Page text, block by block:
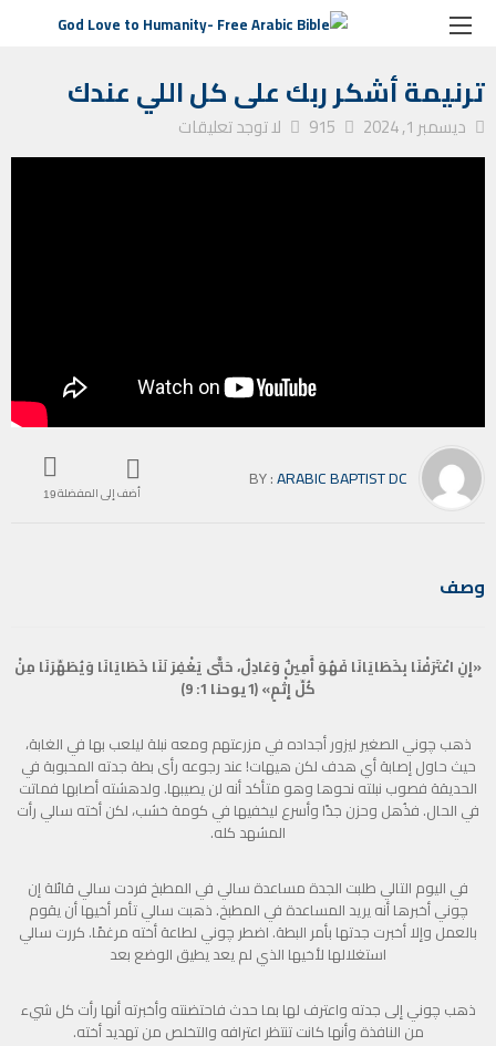
الصفحة الرئيسية ترانيم كنيسة ترنيمة أشكر ربك على كل اللي عندك
ترنيمة أشكر ربك على كل اللي عندك
ديسمبر 1, 2024 915 لا توجد تعليقات
أضف إلى المفضلة19
BY :ARABIC BAPTIST DC
وصف
«إِنِ اعْتَرَفْنَا بِخَطَايَانَا فَهُوَ أَمِينٌ وَعَادِلٌ، حَتَّى يَغْفِرَ لَنَا خَطَايَانَا وَيُطَهِّرَنَا مِنْ
كُلِّ إِثْمٍ» (1يوحنا 1: 9)
ذهب چوني الصغير ليزور أجداده في مزرعتهم ومعه نبلة ليلعب بها في الغابة،
حيث حاول إصابة أي هدف لكن هيهات! عند رجوعه رأى بطة جدته المحبوبة في
الحديقة فصوب نبلته نحوها وهو متأكد أنه لن يصيبها. ولدهشته أصابها فماتت
في الحال. فذُهل وحزن جدًا وأسرع ليخفيها في كومة خشب، لكن أخته سالي رأت
المشهد كله.
في اليوم التالي طلبت الجدة مساعدة سالي في المطبخ فردت سالي قائلة إن
چوني أخبرها أنه يريد المساعدة في المطبخ. ذهبت سالي تأمر أخيها أن يقوم
بالعمل وإلا أخبرت جدتها بأمر البطة. اضطر چوني لطاعة أخته مرغمًا. كررت سالي
استغلالها لأخيها الذي لم يعد يطيق الوضع بعد
ذهب چوني إلى جدته واعترف لها بما حدث فاحتضنته وأخبرته أنها رأت كل شيء
من النافذة وأنها كانت تنتظر اعترافه والتخلص من تهديد أخته.